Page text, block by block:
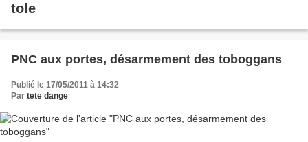
tole
PNC aux portes, désarmement des toboggans
Publié le 17/05/2011 à 14:32
Par tete dange